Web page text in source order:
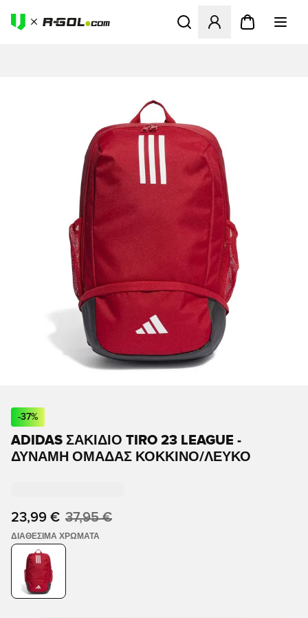
Ανοίγει ένα Modal για να
-37%
ADIDAS ΣΑΚΊΔΙΟ TIRO 23 LEAGUE -
ΔΎΝΑΜΗ ΟΜΆΔΑΣ ΚΌΚΚΙΝΟ/ΛΕΥΚΌ
23,99 € 37,95 €
ΔΙΑΘΈΣΙΜΑ ΧΡΏΜΑΤΑ